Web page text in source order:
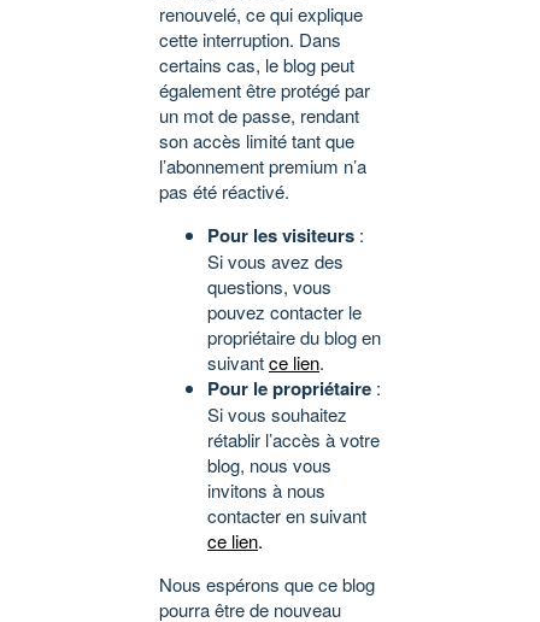
renouvelé, ce qui explique
cette interruption. Dans
certains cas, le blog peut
également être protégé par
un mot de passe, rendant
son accès limité tant que
l’abonnement premium n’a
pas été réactivé.
Pour les visiteurs :
Si vous avez des
questions, vous
pouvez contacter le
propriétaire du blog en
suivantce lien.
Pour le propriétaire :
Si vous souhaitez
rétablir l’accès à votre
blog, nous vous
invitons à nous
contacter en suivant
ce lien.
Nous espérons que ce blog
pourra être de nouveau